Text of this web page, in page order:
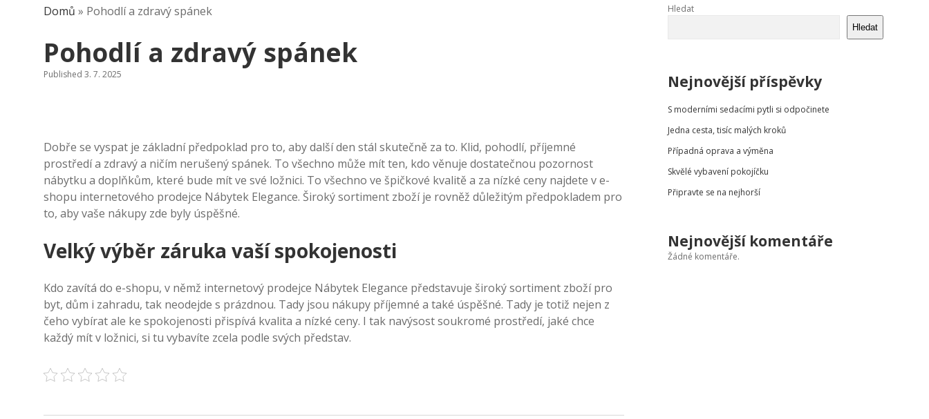
Domů » Pohodlí a zdravý spánek
Pohodlí a zdravý spánek
Published 3. 7. 2025
Dobře se vyspat je základní předpoklad pro to, aby další den stál skutečně za to. Klid, pohodlí, příjemné
prostředí a zdravý a ničím nerušený spánek. To všechno může mít ten, kdo věnuje dostatečnou pozornost
nábytku a doplňkům, které bude mít ve své ložnici. To všechno ve špičkové kvalitě a za nízké ceny najdete v e-
shopu internetového prodejce Nábytek Elegance. Široký sortiment zboží je rovněž důležitým předpokladem pro
to, aby vaše nákupy zde byly úspěšné.
Velký výběr záruka vaší spokojenosti
Kdo zavítá do e-shopu, v němž internetový prodejce Nábytek Elegance představuje široký sortiment zboží pro
byt, dům i zahradu, tak neodejde s prázdnou. Tady jsou nákupy příjemné a také úspěšné. Tady je totiž nejen z
čeho vybírat ale ke spokojenosti přispívá kvalita a nízké ceny. I tak navýsost soukromé prostředí, jaké chce
každý mít v ložnici, si tu vybavíte zcela podle svých představ.
Sidebar
Hledat
Hledat
Nejnovější příspěvky
S moderními sedacími pytli si odpočinete
Jedna cesta, tisíc malých kroků
Případná oprava a výměna
Skvělé vybavení pokojíčku
Připravte se na nejhorší
Nejnovější komentáře
Žádné komentáře.